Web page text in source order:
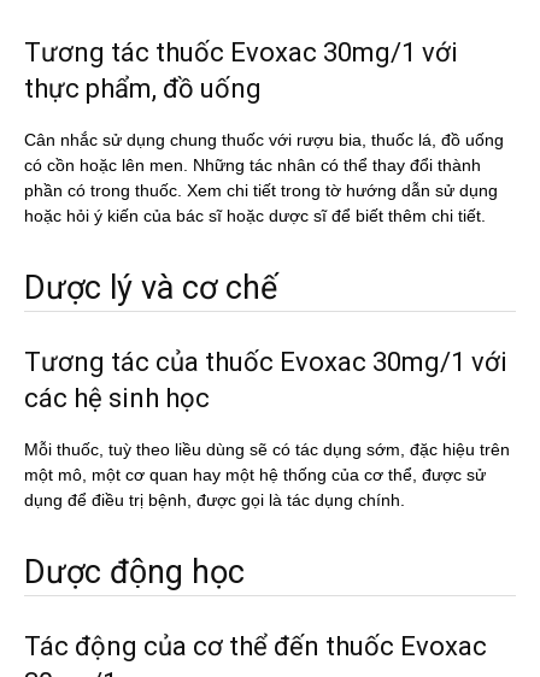
Tương tác thuốc Evoxac 30mg/1 với
thực phẩm, đồ uống
Cân nhắc sử dụng chung thuốc với rượu bia, thuốc lá, đồ uống
có cồn hoặc lên men. Những tác nhân có thể thay đổi thành
phần có trong thuốc. Xem chi tiết trong tờ hướng dẫn sử dụng
hoặc hỏi ý kiến của bác sĩ hoặc dược sĩ để biết thêm chi tiết.
Dược lý và cơ chế
Tương tác của thuốc Evoxac 30mg/1 với
các hệ sinh học
Mỗi thuốc, tuỳ theo liều dùng sẽ có tác dụng sớm, đặc hiệu trên
một mô, một cơ quan hay một hệ thống của cơ thể, được sử
dụng để điều trị bệnh, được gọi là tác dụng chính.
Dược động học
Tác động của cơ thể đến thuốc Evoxac